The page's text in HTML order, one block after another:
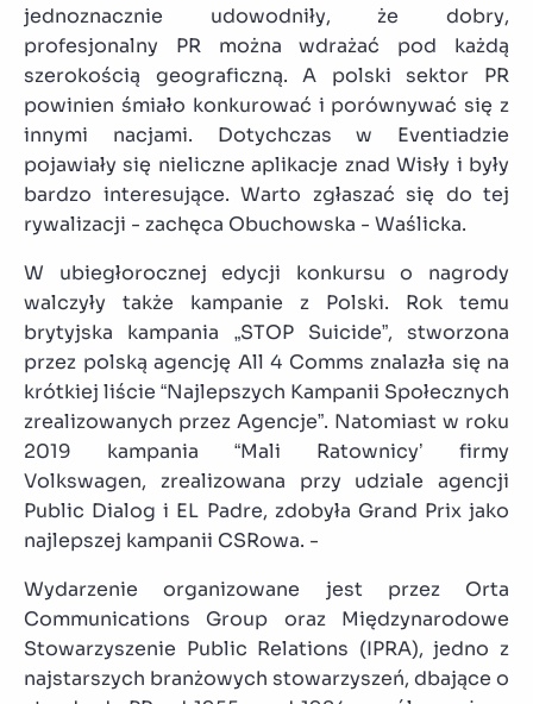
jednoznacznie udowodniły, że dobry,
profesjonalny PR można wdrażać pod każdą
szerokością geograficzną. A polski sektor PR
powinien śmiało konkurować i porównywać się z
innymi nacjami. Dotychczas w Eventiadzie
pojawiały się nieliczne aplikacje znad Wisły i były
bardzo interesujące. Warto zgłaszać się do tej
rywalizacji - zachęca Obuchowska - Waślicka.
W ubiegłorocznej edycji konkursu o nagrody
walczyły także kampanie z Polski. Rok temu
brytyjska kampania „STOP Suicide”, stworzona
przez polską agencję All 4 Comms znalazła się na
krótkiej liście “Najlepszych Kampanii Społecznych
zrealizowanych przez Agencje”. Natomiast w roku
2019 kampania “Mali Ratownicy’ firmy
Volkswagen, zrealizowana przy udziale agencji
Public Dialog i EL Padre, zdobyła Grand Prix jako
najlepszej kampanii CSRowa. -
Wydarzenie organizowane jest przez Orta
Communications Group oraz Międzynarodowe
Stowarzyszenie Public Relations (IPRA), jedno z
najstarszych branżowych stowarzyszeń, dbające o